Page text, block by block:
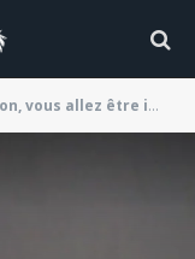
le « Trafic D’influence » de BAMS